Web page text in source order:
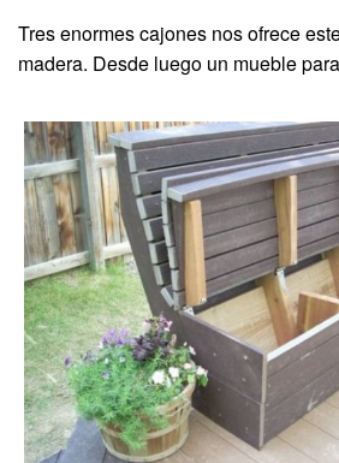
Tres enormes cajones nos ofrece
madera. Desde luego un mueble